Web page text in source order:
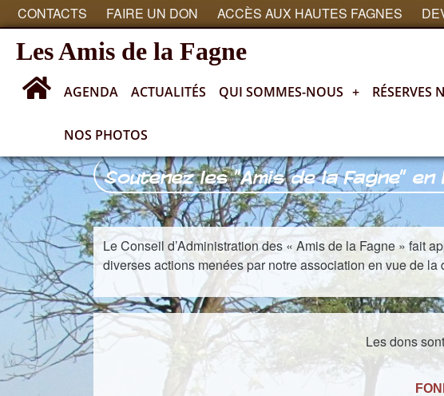
CONTACTS FAIRE UN DON ACCÈS AUX HAUTES FAGNES
Les Amis de la Fagne
AGENDA ACTUALITÉS QUI SOMMES-NOUS + RÉSERVES
NOS PHOTOS
Soutenez les "Amis de la Fagne"
Le Conseil d’Administration des « Amis de la Fagne » fait
diverses actions menées par notre association en vue de
Les dons